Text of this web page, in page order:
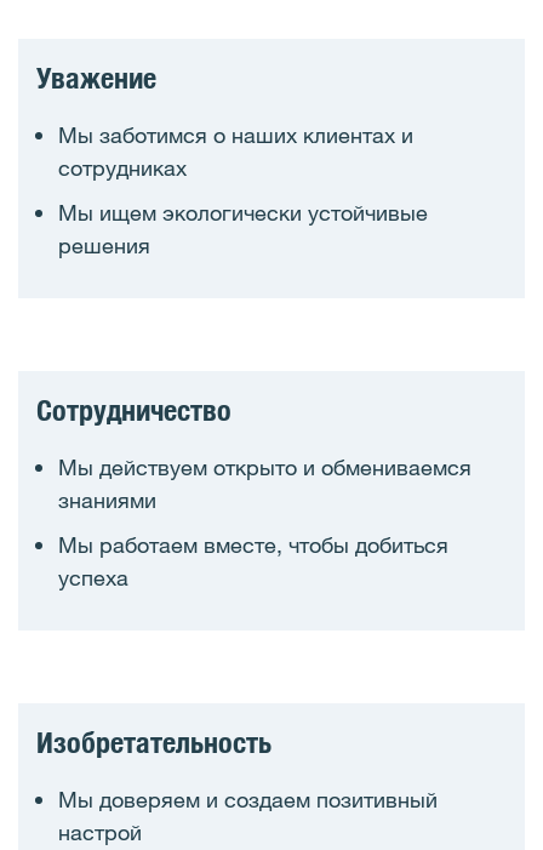
Уважение
Мы заботимся о наших клиентах и
сотрудниках
Мы ищем экологически устойчивые
решения
Сотрудничество
Мы действуем открыто и обмениваемся
знаниями
Мы работаем вместе, чтобы добиться
успеха
Изобретательность
Мы доверяем и создаем позитивный
настрой